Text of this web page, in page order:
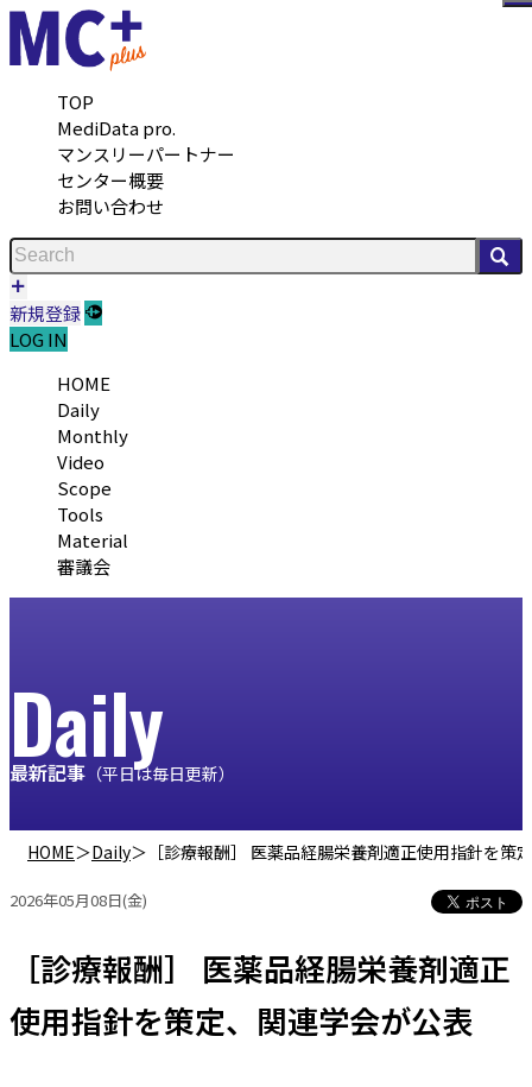
TOP
MediData pro.
マンスリーパートナー
センター概要
お問い合わせ
新規登録
LOG IN
HOME
Daily
Monthly
Video
Scope
Tools
Material
審議会
Daily
最新記事 （平日は毎日更新）
HOME＞Daily＞ ［診療報酬］ 医薬品経腸栄養剤適正使用指針を策
2026年05月08日(金)
［診療報酬］ 医薬品経腸栄養剤適正
使用指針を策定、関連学会が公表
メ